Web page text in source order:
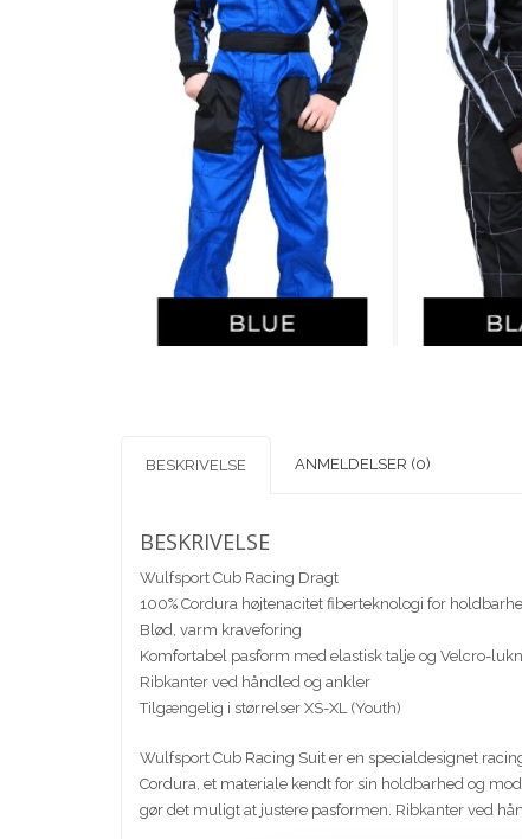
BESKRIVELSE ANMELDELSER (0)
BESKRIVELSE
Wulfsport Cub Racing Dragt
100% Cordura højtenacitet fiberteknologi for
Blød, varm kraveforing
Komfortabel pasform med elastisk talje og Velcro-
Ribkanter ved håndled og ankler
Tilgængelig i størrelser XS-XL (Youth)
Wulfsport Cub Racing Suit er en specialdesignet
Cordura, et materiale kendt for sin holdbarhed og
gør det muligt at justere pasformen. Ribkanter ved